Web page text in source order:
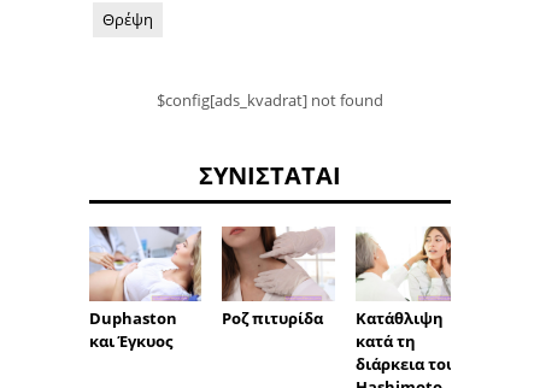
Θρέψη
$config[ads_kvadrat] not found
ΣΥΝΙΣΤΆΤΑΙ
Duphaston
και Έγκυος
Ροζ πιτυρίδα
Κατάθλιψη
κατά τη
διάρκεια του